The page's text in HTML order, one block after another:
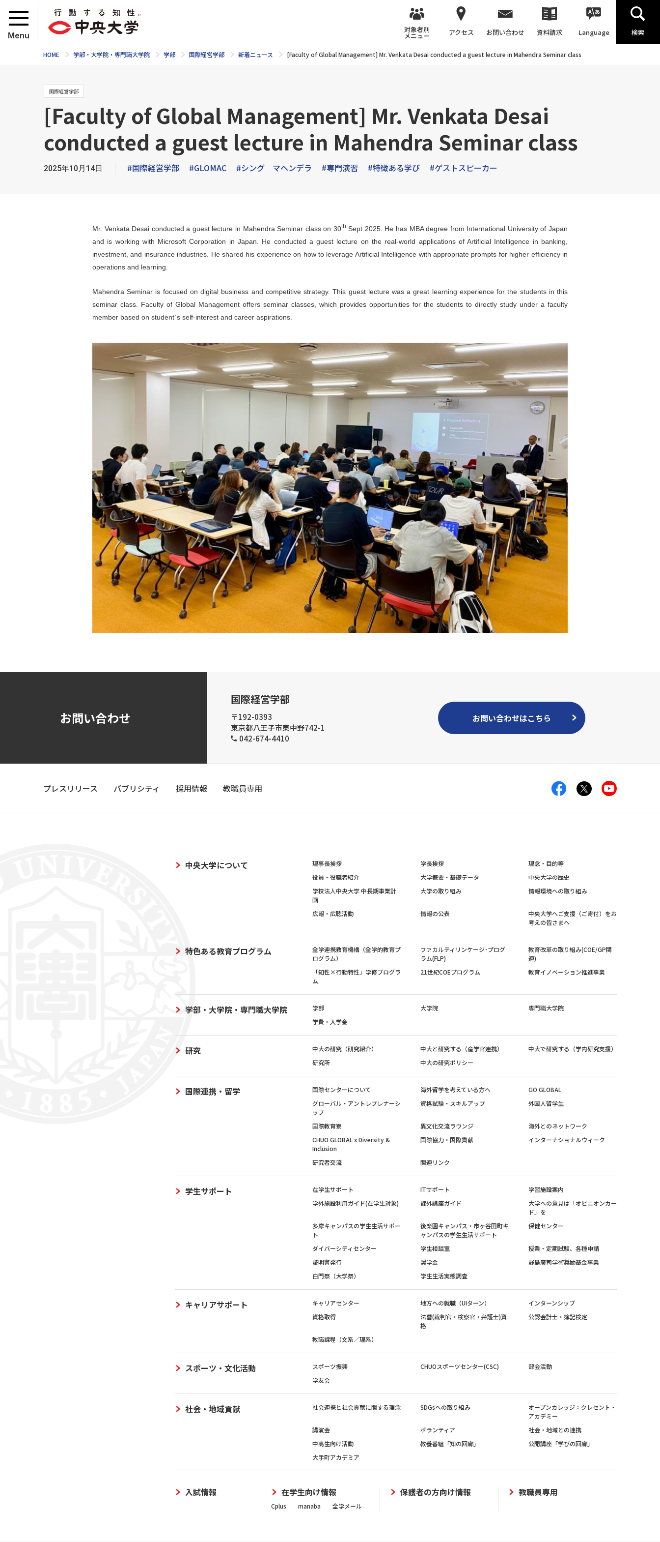
Menu
対象者別
メニュー アクセス お問い合わせ 資料請求 Language 検索
HOME 学部・大学院・専門職大学院 学部 国際経営学部 新着ニュース [Faculty of Global Management] Mr. Venkata Desai conducted a guest lecture in Mahendra Seminar class
国際経営学部
[Faculty of Global Management] Mr. Venkata Desai
conducted a guest lecture in Mahendra Seminar class
2025年10月14日 #国際経営学部 #GLOMAC #シング マヘンデラ #専門演習 #特徴ある学び #ゲストスピーカー
Mr. Venkata Desai conducted a guest lecture in Mahendra Seminar class on 30th Sept 2025. He has MBA degree from International University of Japan
and is working with Microsoft Corporation in Japan. He conducted a guest lecture on the real-world applications of Artificial Intelligence in banking,
investment, and insurance industries. He shared his experience on how to leverage Artificial Intelligence with appropriate prompts for higher efficiency in
operations and learning.
Mahendra Seminar is focused on digital business and competitive strategy. This guest lecture was a great learning experience for the students in this
seminar class. Faculty of Global Management offers seminar classes, which provides opportunities for the students to directly study under a faculty
member based on student`s self-interest and career aspirations.
お問い合わせ
国際経営学部
〒192-0393
東京都八王子市東中野742-1
042-674-4410
お問い合わせはこちら
プレスリリース パブリシティ 採用情報 教職員専用
中央大学について 理事長挨拶 学長挨拶
理念・目的等
役員・役職者紹介
大学概要・基礎データ
中央大学の歴史
学校法人中央大学 中長期事業計
画
大学の取り組み 情報環境への取り組み
広報・広聴活動 情報の公表
中央大学へご支援（ご寄付）をお
考えの皆さまへ
特色ある教育プログラム
全学連携教育機構（全学的教育プ
ログラム）
ファカルティリンケージ･プログ
ラム(FLP)
教育改革の取り組み(COE/GP関
連)
「知性×行動特性」学修プログラ
ム
21世紀COEプログラム 教育イノベーション推進事業
学部・大学院・専門職大学院 学部 大学院
専門職大学院
学費・入学金
研究 中大の研究（研究紹介） 中大と研究する（産学官連携）
中大で研究する（学内研究支援）
研究所
中大の研究ポリシー
国際連携・留学 国際センターについて 海外留学を考えている方へ
GO GLOBAL
グローバル・アントレプレナーシ
ップ
資格試験・スキルアップ 外国人留学生
国際教育寮 異文化交流ラウンジ
海外とのネットワーク
CHUO GLOBAL x Diversity &
Inclusion
国際協力・国際貢献 インターナショナルウィーク
研究者交流 関連リンク
学生サポート 在学生サポート ITサポート
学習施設案内
学外施設利用ガイド(在学生対象)
課外講座ガイド
大学への意見は「オピニオンカー
ド」を
多摩キャンパスの学生生活サポー
ト
後楽園キャンパス・市ヶ谷田町キ
ャンパスの学生生活サポート
保健センター
ダイバーシティセンター 学生相談室
授業・定期試験、各種申請
証明書発行
奨学金
野島廣司学術奨励基金事業
白門祭（大学祭）
学生生活実態調査
キャリアサポート キャリアセンター 地方への就職（UIターン）
インターンシップ
資格取得
法曹(裁判官・検察官・弁護士)資
格
公認会計士・簿記検定
教職課程（文系／理系）
スポーツ・文化活動 スポーツ振興 CHUOスポーツセンター(CSC)
部会活動
学友会
社会・地域貢献 社会連携と社会貢献に関する理念 SDGsへの取り組み
オープンカレッジ：クレセント・
アカデミー
講演会
ボランティア
社会・地域との連携
中高生向け活動
教養番組「知の回廊」
公開講座「学びの回廊」
大手町アカデミア
入試情報 在学生向け情報
Cplus manaba 全学メール
保護者の方向け情報 教職員専用